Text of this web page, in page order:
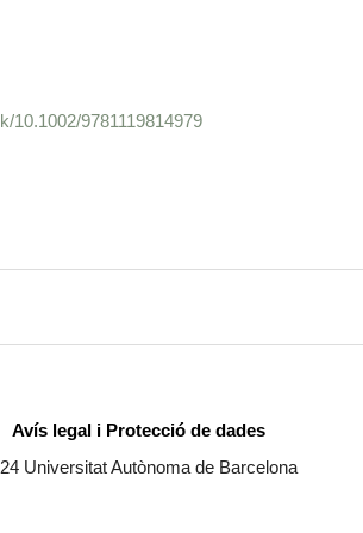
10.1002/9781119814979
Avís legal i Protecció de dades
Universitat Autònoma de Barcelona